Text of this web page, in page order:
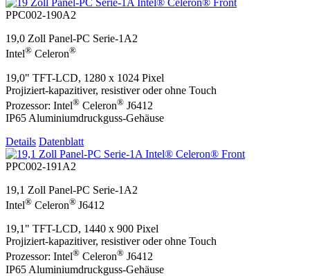
PPC002-190A2
19,0 Zoll Panel-PC Serie-1A2
Intel® Celeron®
19,0" TFT-LCD, 1280 x 1024 Pixel
Projiziert-kapazitiver, resistiver oder ohne Touch
Prozessor: Intel® Celeron® J6412
IP65 Aluminiumdruckguss-Gehäuse
Details Datenblatt
PPC002-191A2
19,1 Zoll Panel-PC Serie-1A2
Intel® Celeron® J6412
19,1" TFT-LCD, 1440 x 900 Pixel
Projiziert-kapazitiver, resistiver oder ohne Touch
Prozessor: Intel® Celeron® J6412
IP65 Aluminiumdruckguss-Gehäuse